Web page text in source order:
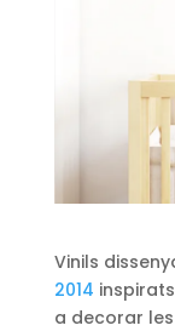
Vinils
2014
a decorar